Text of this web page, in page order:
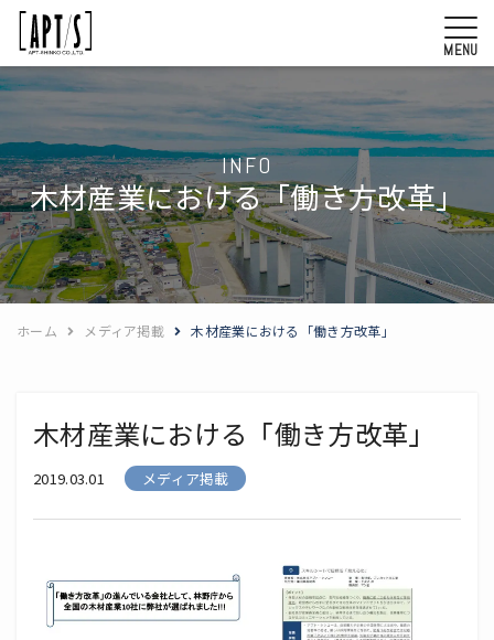
MENU
INFO
木材産業における「働き方改革」
ホーム メディア掲載 木材産業における「働き方改革」
木材産業における「働き方改革」
2019.03.01 メディア掲載